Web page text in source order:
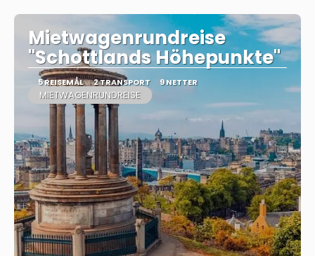
Mietwagenrundreise
"Schottlands Höhepunkte"
5 REISEMÅL 2 TRANSPORT 9 NETTER
MIETWAGENRUNDREISE